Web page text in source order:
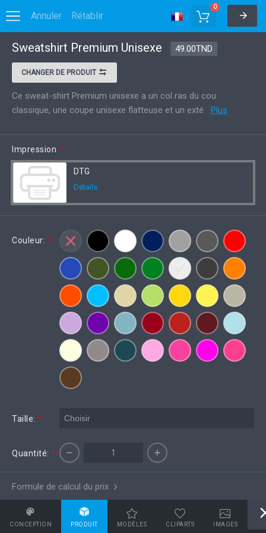
Annuler Rétablir
0
CONCEPTION PRODUIT MODÈLES CLIPARTS IMAGES
Sweatshirt Premium Unisexe 49.00TND
CHANGER DE PRODUIT
Ce sweat-shirt Premium unisexe a un col ras du cou
classique, une coupe unisexe flatteuse et un exté
Plus
Impression *
DTG
Détails
Couleur: *
Taille: *
Quantité: *
Formule de calcul du prix
Enregistrer dans MyDesigns